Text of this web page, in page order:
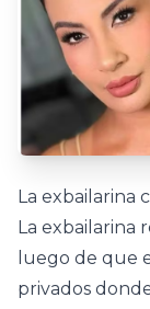
La exbailarina
La exbailarina
luego de que
privados